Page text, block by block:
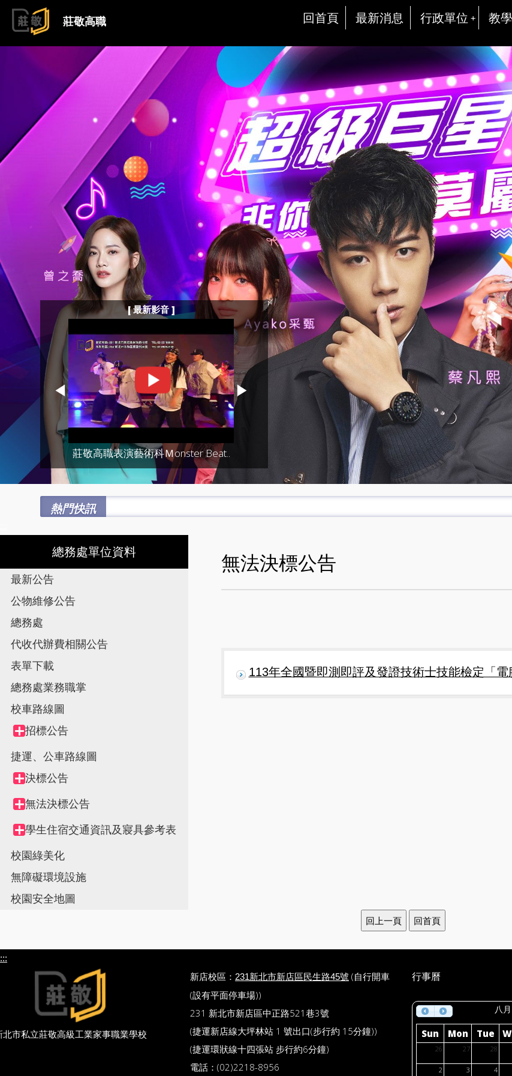
跳到主要內容
莊敬高職 回首頁 最新消息 行政單位 教
[ 最新影音 ]
◀
莊敬高職表演藝術科Ｍonster Beat..
▶
熱門快訊
總務處單位資料
最新公告
公物維修公告
總務處
代收代辦費相關公告
表單下載
總務處業務職掌
校車路線圖
Collapse
node
Tree
view,
招標公告
捷運、公車路線圖
Collapse
node
決標公告
Collapse
node
無法決標公告
Collapse
node
學生住宿交通資訊及寢具參考表
校園綠美化
無障礙環境設施
校園安全地圖
無法決標公告
113年全國暨即測即評及發證技術士技能檢定「
:::
北市私立莊敬高級工業家事職業學校
新店校區： 231新北市新店區民生路45號 (自行開車
(設有平面停車場))
231 新北市新店區中正路521巷3號
(捷運新店線大坪林站 1 號出口(步行約 15分鐘))
(捷運環狀線十四張站 步行約6分鐘)
電話：(02)2218-8956
行事曆
八
Sun Mon Tue
26 27 28
2 3 4